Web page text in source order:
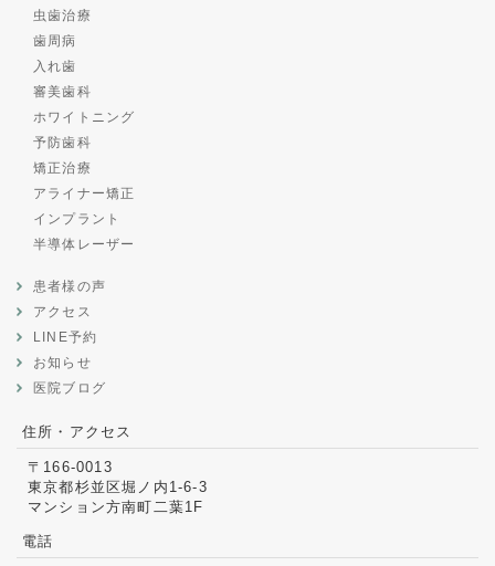
虫歯治療
歯周病
入れ歯
審美歯科
ホワイトニング
予防歯科
矯正治療
アライナー矯正
インプラント
半導体レーザー
患者様の声
アクセス
LINE予約
お知らせ
医院ブログ
住所・アクセス
〒166-0013
東京都杉並区堀ノ内1-6-3
マンション方南町二葉1F
電話